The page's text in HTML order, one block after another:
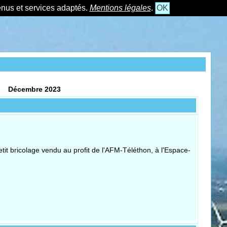
et services adaptés. Mentions légales. OK
Décembre 2023
bricolage vendu au profit de l'AFM-Téléthon, à l'Espace-